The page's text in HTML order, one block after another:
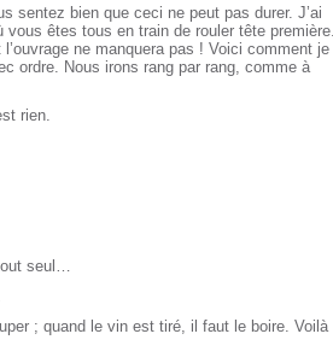
sentez bien que ceci ne peut pas durer. J’ai
êtes tous en train de rouler tête première.
ne manquera pas ! Voici comment je
ordre. Nous irons rang par rang, comme à
rien.
seul…
; quand le vin est tiré, il faut le boire. Voilà